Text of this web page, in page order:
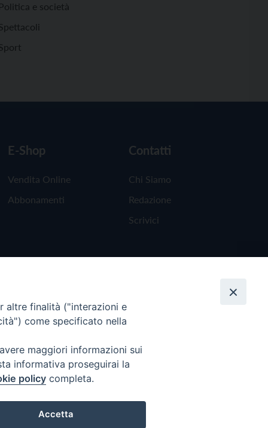
Politica e società
E-Shop
Vendita Online
Abbonamenti
Contatti
Chi Siamo
Redazione
Scrivici
altre finalità ("interazioni e
come specificato nella
maggiori informazioni sui
informativa proseguirai la
policy completa.
Accetta